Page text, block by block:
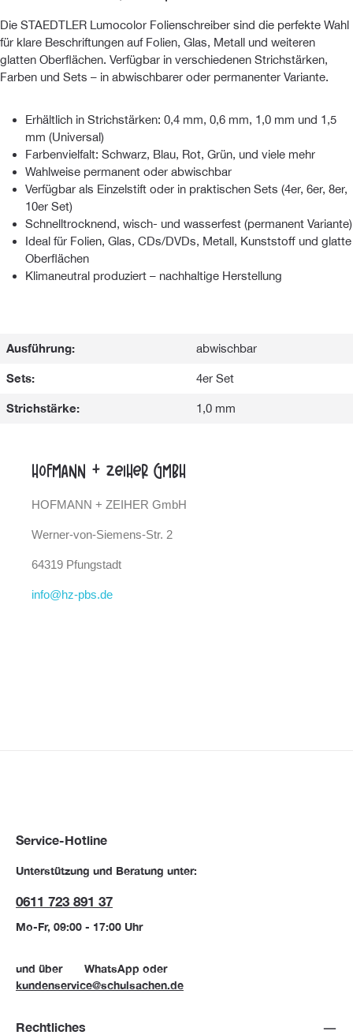
Die STAEDTLER Lumocolor Folienschreiber sind die perfekte Wahl
für klare Beschriftungen auf Folien, Glas, Metall und weiteren
glatten Oberflächen. Verfügbar in verschiedenen Strichstärken,
Farben und Sets – in abwischbarer oder permanenter Variante.
Erhältlich in Strichstärken: 0,4 mm, 0,6 mm, 1,0 mm und 1,5
mm (Universal)
Farbenvielfalt: Schwarz, Blau, Rot, Grün, und viele mehr
Wahlweise permanent oder abwischbar
Verfügbar als Einzelstift oder in praktischen Sets (4er, 6er, 8er,
10er Set)
Schnelltrocknend, wisch- und wasserfest (permanent Variante)
Ideal für Folien, Glas, CDs/DVDs, Metall, Kunststoff und glatte
Oberflächen
Klimaneutral produziert – nachhaltige Herstellung
Ausführung: abwischbar
Sets: 4er Set
Strichstärke: 1,0 mm
Hofmann + Zeiher GmbH
HOFMANN + ZEIHER GmbH
Werner-von-Siemens-Str. 2
64319 Pfungstadt
info@hz-pbs.de
Service-Hotline
Unterstützung und Beratung unter:
0611 723 891 37
Mo-Fr, 09:00 - 17:00 Uhr
und über WhatsApp oder
kundenservice@schulsachen.de
Rechtliches